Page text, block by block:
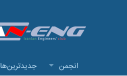
انجمن جدیدترین‌ها